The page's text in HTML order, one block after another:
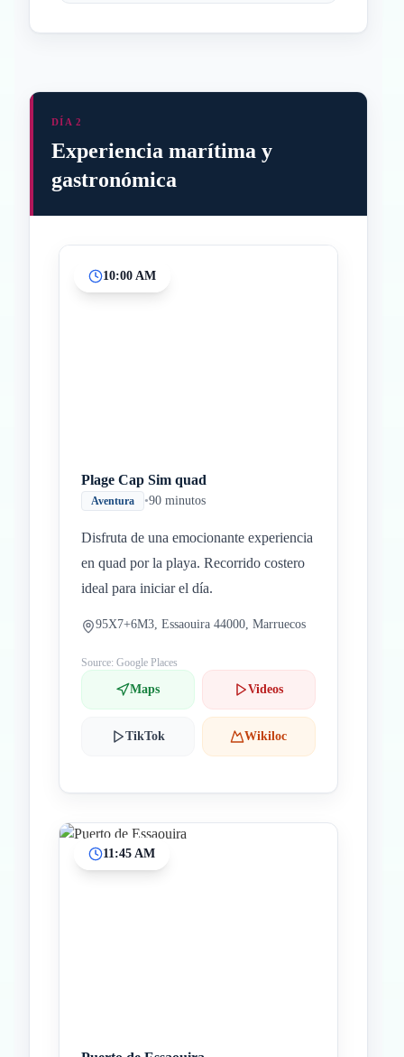
DÍA 2
Experiencia marítima y
gastronómica
10:00 AM
Plage Cap Sim quad
Aventura •90 minutos
Disfruta de una emocionante experiencia
en quad por la playa. Recorrido costero
ideal para iniciar el día.
95X7+6M3, Essaouira 44000, Marruecos
Source: Google Places
Maps Videos
TikTok Wikiloc
11:45 AM